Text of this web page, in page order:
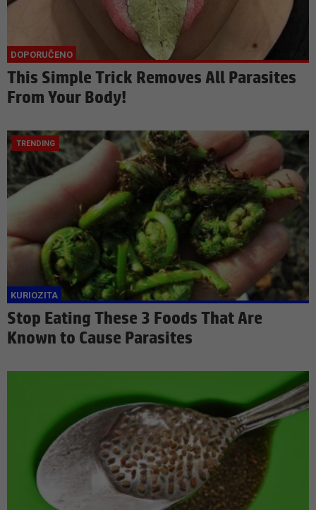
This Simple Trick Removes All Parasites
From Your Body!
Stop Eating These 3 Foods That Are
Known to Cause Parasites